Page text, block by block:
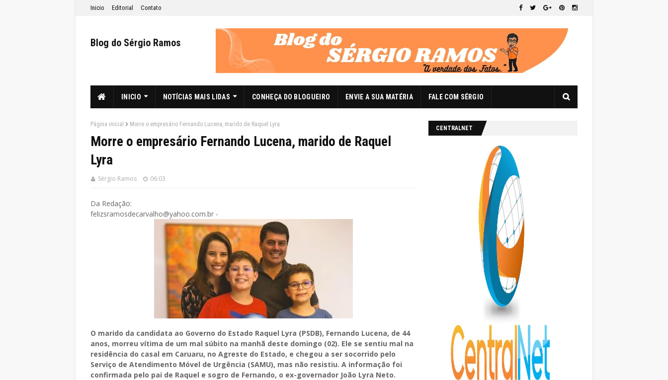
Inicio Editorial Contato
Blog do Sérgio Ramos
INICIO NOTÍCIAS MAIS LIDAS CONHEÇA DO BLOGUEIRO ENVIE A SUA MATÉRIA FALE COM SÉRGIO
Página inicial Morre o empresário Fernando Lucena, marido de Raquel Lyra
Morre o empresário Fernando Lucena, marido de Raquel
Lyra
Sérgio Ramos 06:03
Da Redação:
felizsramosdecarvalho@yahoo.com.br -
O marido da candidata ao Governo do Estado Raquel Lyra (PSDB), Fernando Lucena, de 44
anos, morreu vítima de um mal súbito na manhã deste domingo (02). Ele se sentiu mal na
residência do casal em Caruaru, no Agreste do Estado, e chegou a ser socorrido pelo
Serviço de Atendimento Móvel de Urgência (SAMU), mas não resistiu. A informação foi
confirmada pelo pai de Raquel e sogro de Fernando, o ex-governador João Lyra Neto.
CENTRALNET